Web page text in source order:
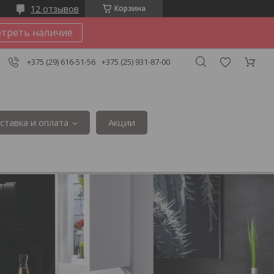
Корзина
12 отзывов
наличие
+375 (29) 616-51-56 +375 (25) 931-87-00
и оплата Акции